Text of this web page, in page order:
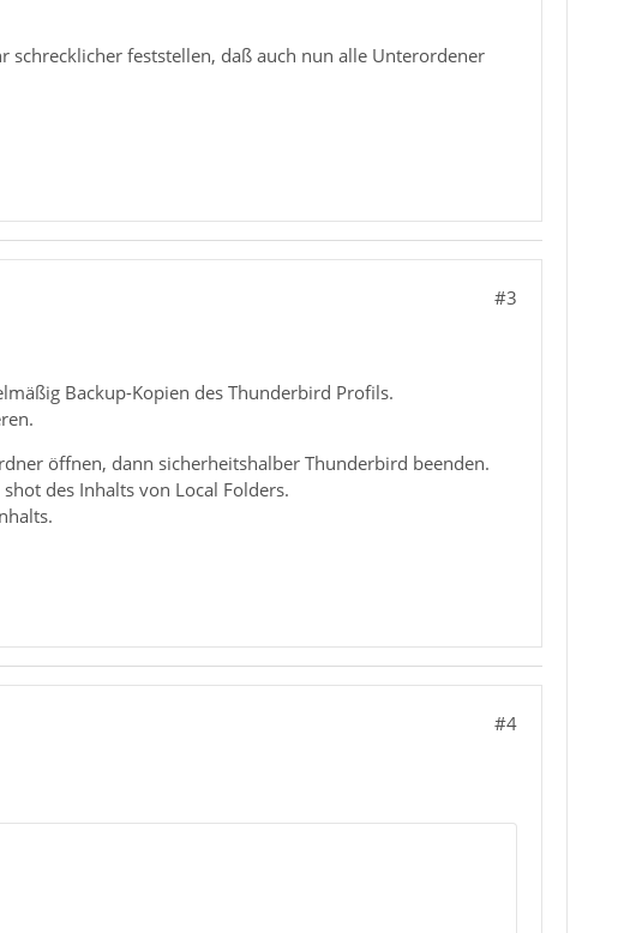
feststellen, daß auch nun alle Unterordener
#3
Backup-Kopien des Thunderbird Profils.
öffnen, dann sicherheitshalber Thunderbird beenden.
des Inhalts von Local Folders.
#4